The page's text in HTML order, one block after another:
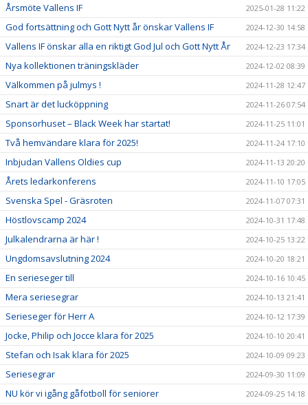
Årsmöte Vallens IF 2025-01-28 11:22
God fortsättning och Gott Nytt år önskar Vallens IF 2024-12-30 14:58
Vallens IF önskar alla en riktigt God Jul och Gott Nytt År 2024-12-23 17:34
Nya kollektionen träningskläder 2024-12-02 08:39
Välkommen på julmys ! 2024-11-28 12:47
Snart är det lucköppning 2024-11-26 07:54
Sponsorhuset – Black Week har startat! 2024-11-25 11:01
Två hemvändare klara för 2025! 2024-11-24 17:10
Inbjudan Vallens Oldies cup 2024-11-13 20:20
Årets ledarkonferens 2024-11-10 17:05
Svenska Spel - Gräsroten 2024-11-07 07:31
Höstlovscamp 2024 2024-10-31 17:48
Julkalendrarna är här ! 2024-10-25 13:22
Ungdomsavslutning 2024 2024-10-20 18:21
En serieseger till 2024-10-16 10:45
Mera seriesegrar 2024-10-13 21:41
Serieseger för Herr A 2024-10-12 17:39
Jocke, Philip och Jocce klara för 2025 2024-10-10 20:41
Stefan och Isak klara för 2025 2024-10-09 09:23
Seriesegrar 2024-09-30 11:09
NU kör vi igång gåfotboll för seniorer 2024-09-25 14:18